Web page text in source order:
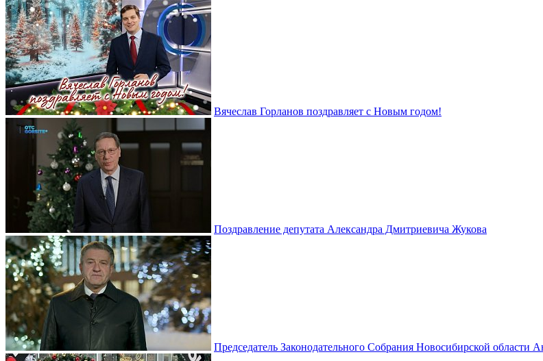
Вячеслав Горланов поздравляет с Новым годом!
Поздравление депутата Александра Дмитриевича Жукова
Председатель Законодательного Собрания Новосибирской